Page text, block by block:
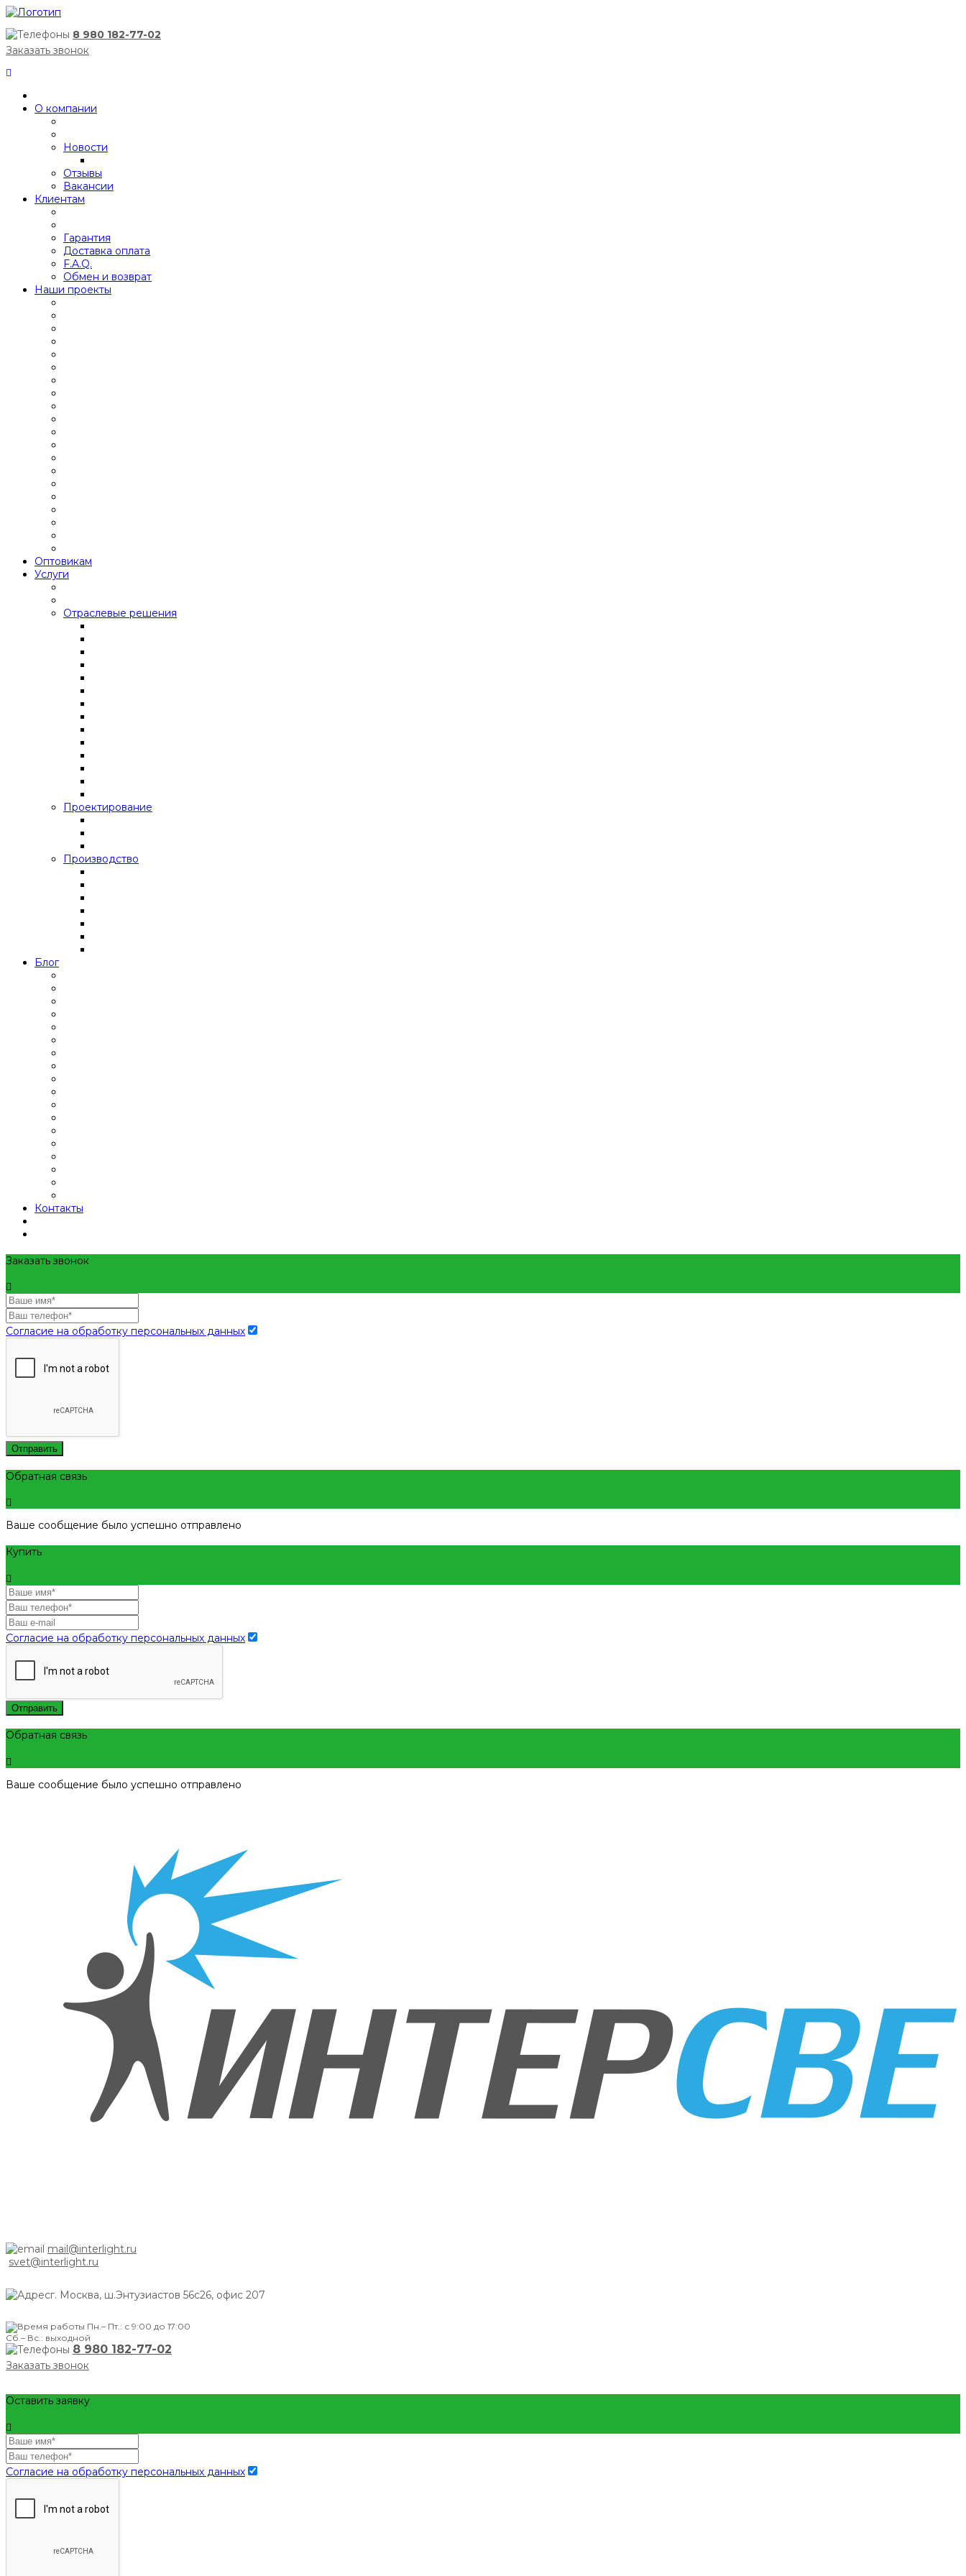
8 980 182-77-02
Заказать звонок
О компании
Новости
Отзывы
Вакансии
Клиентам
Гарантия
Доставка оплата
F.A.Q.
Обмен и возврат
Наши проекты
Оптовикам
Услуги
Отраслевые решения
Проектирование
Производство
Блог
Контакты
Заказать звонок
Согласие на обработку персональных данных
Отправить
Обратная связь
Ваше сообщение было успешно отправлено
Купить
Согласие на обработку персональных данных
Отправить
Обратная связь
Ваше сообщение было успешно отправлено
mail@interlight.ru
svet@interlight.ru
г. Москва, ш.Энтузиастов 56с26, офис 207
Пн.– Пт.: с 9:00 до 17:00
Сб.– Вс.: выходной
8 980 182-77-02
Заказать звонок
Оставить заявку
Согласие на обработку персональных данных